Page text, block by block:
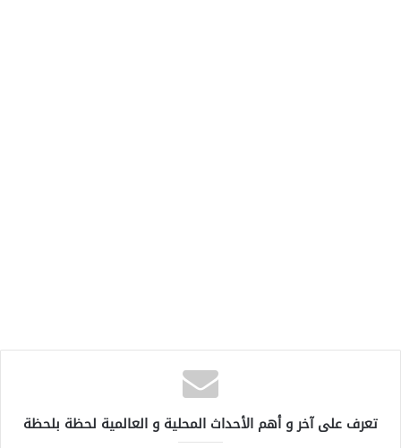
تعرف على آخر و أهم الأحداث المحلية و العالمية لحظة بلحظة